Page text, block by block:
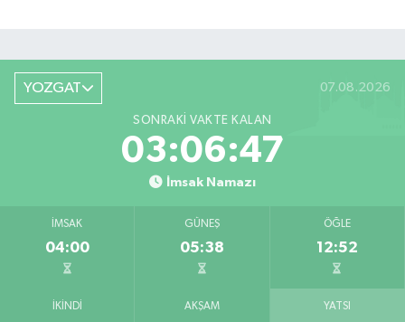
YOZGAT 07.08.2026
SONRAKI VAKTE KALAN
03:06:47
İmsak Namazı
İMSAK
04:00
GÜNEŞ
05:38
ÖĞLE
12:52
İKINDI AKŞAM YATSI